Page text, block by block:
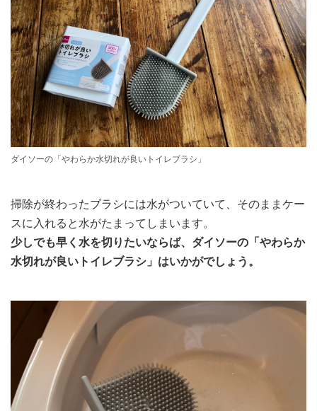
ダイソーの「やわらか水切れが良いトイレブラシ」
掃除が終わったブラシには水がついていて、そのままケー
スに入れると水がたまってしまいます。
少しでも早く水を切りたいならば、ダイソーの「やわらか
水切れが良いトイレブラシ」はいかがでしょう。